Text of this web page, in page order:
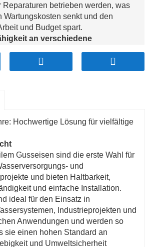
Reparaturen betrieben werden, was
Wartungskosten senkt und den
und Budget spart.
an verschiedene
eignet sich für unterschiedliche
klimatische Bedingungen,
Verformungsbeständigkeit eignet es
Installation
Rohrmaterialien bieten
Gusseisen eine schnelle und
Das selbstdichtende
minimiert Arbeits- und
eignet sich für Projekte, die eine
erfordern.
Innenwand mit ungiftigen
versehen, sodass sie für den
Hochwertige Lösung für vielfältige
Gusseisen sind die erste Wahl für
und
und bieten Haltbarkeit,
und einfache Installation.
ideal für den Einsatz in
Industrieprojekten und
Anwendungen und werden so
sie einen hohen Standard an
und Umweltsicherheit